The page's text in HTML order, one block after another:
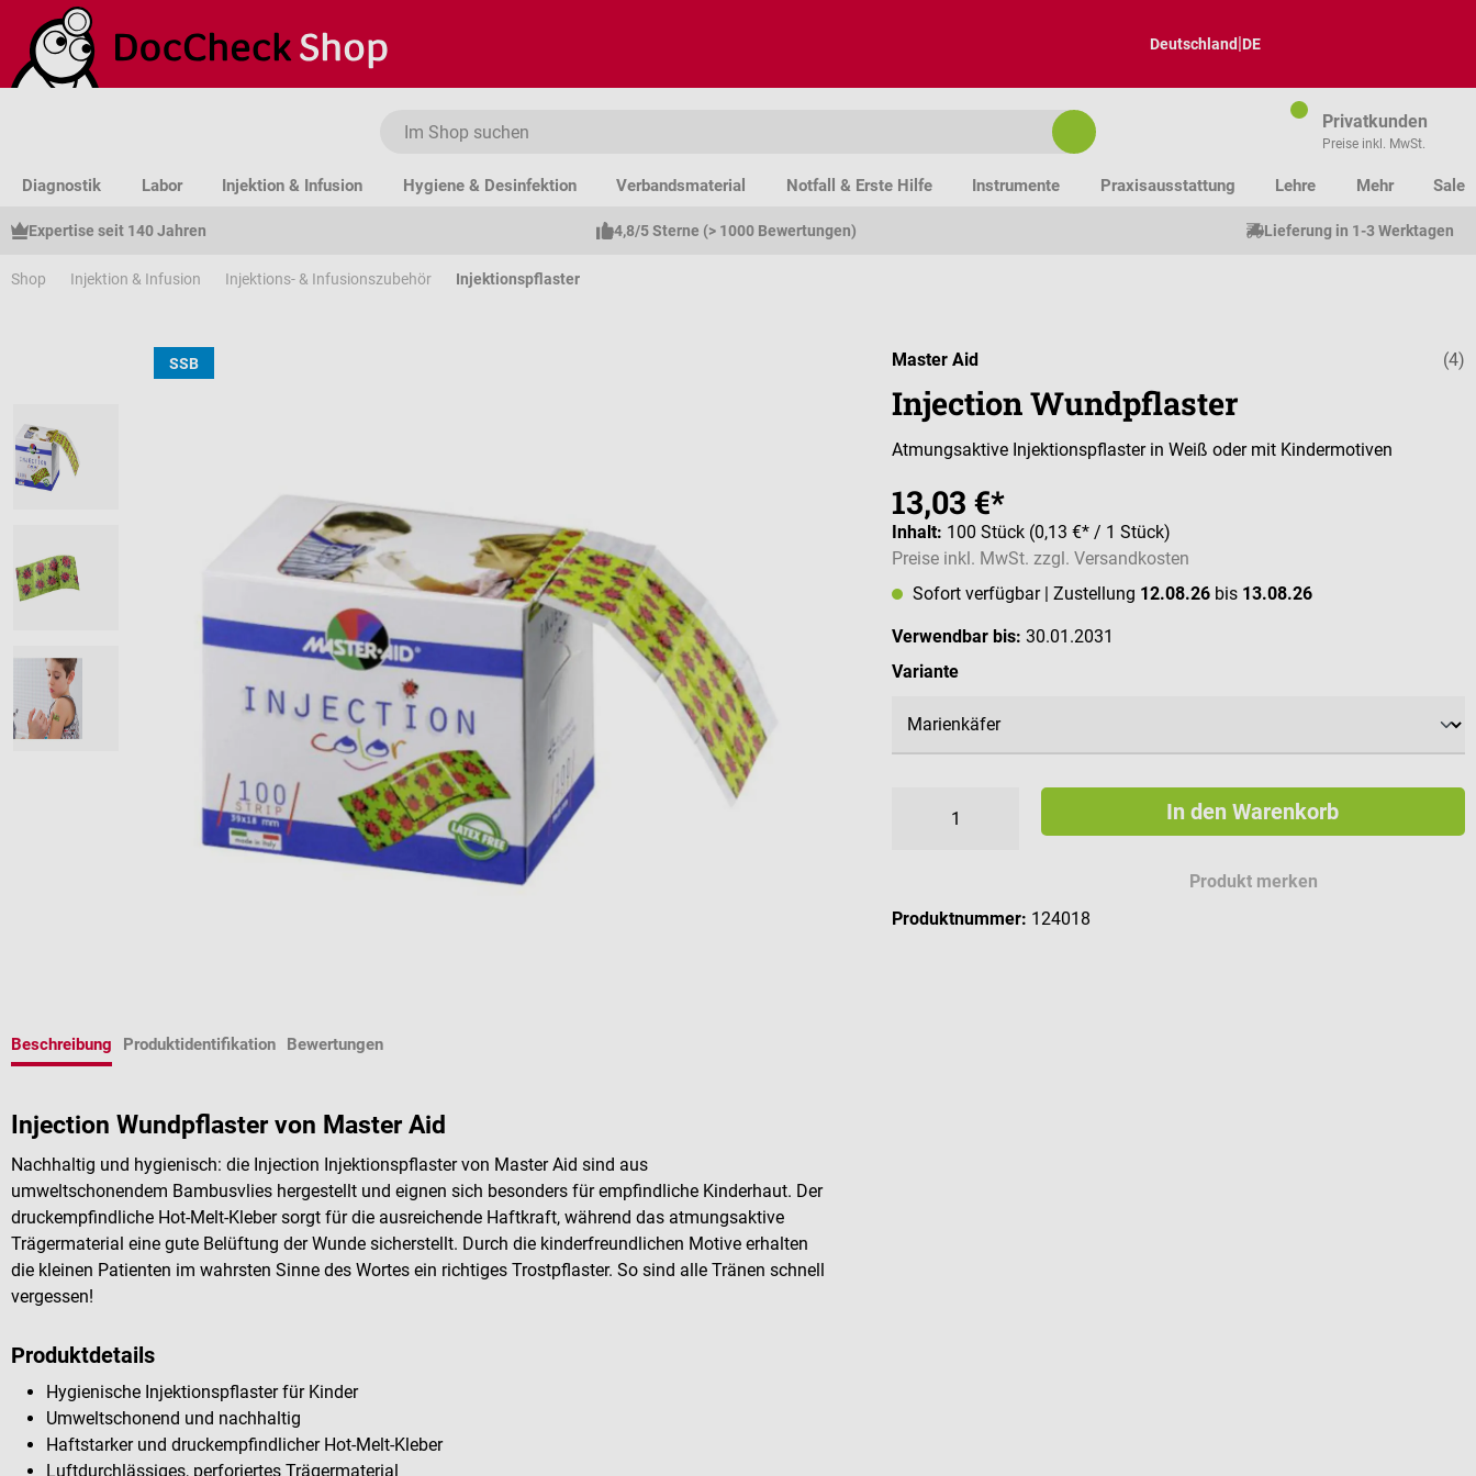
Hauptinhalt springen
Zur Suche springen
Zur Hauptnavigation springen
Deutschland|DE
Privatkunden
Preise inkl. MwSt.
Diagnostik Labor Injektion & Infusion Hygiene & Desinfektion Verbandsmaterial Notfall & Erste Hilfe Instrumente Praxisausstattung Lehre Mehr Sale
Expertise seit 140 Jahren 4,8/5 Sterne (> 1000 Bewertungen) Lieferung in 1-3 Werktagen
Shop Injektion & Infusion Injektions- & Infusionszubehör Injektionspflaster
SSB (4)
Master Aid
Injection Wundpflaster
Atmungsaktive Injektionspflaster in Weiß oder mit Kindermotiven
13,03 €*
Inhalt: 100 Stück (0,13 €* / 1 Stück)
Preise inkl. MwSt. zzgl. Versandkosten
Sofort verfügbar | Zustellung 12.08.26 bis 13.08.26
Verwendbar bis: 30.01.2031
Varianteauswählen
In den Warenkorb
Produkt merken
Produktnummer: 124018
Beschreibung Produktidentifikation Bewertungen
Injection Wundpflaster von Master Aid
Nachhaltig und hygienisch: die Injection Injektionspflaster von Master Aid sind aus
umweltschonendem Bambusvlies hergestellt und eignen sich besonders für empfindliche Kinderhaut. Der
druckempfindliche Hot-Melt-Kleber sorgt für die ausreichende Haftkraft, während das atmungsaktive
Trägermaterial eine gute Belüftung der Wunde sicherstellt. Durch die kinderfreundlichen Motive erhalten
die kleinen Patienten im wahrsten Sinne des Wortes ein richtiges Trostpflaster. So sind alle Tränen schnell
vergessen!
Produktdetails
Hygienische Injektionspflaster für Kinder
Umweltschonend und nachhaltig
Haftstarker und druckempfindlicher Hot-Melt-Kleber
Luftdurchlässiges, perforiertes Trägermaterial